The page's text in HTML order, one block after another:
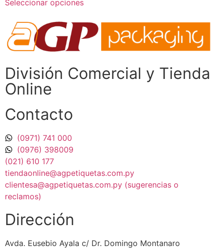
Seleccionar opciones
División Comercial​ y Tienda
Online
Contacto
(0971) 741 000
(0976) 398009
(021) 610 177
tiendaonline@agpetiquetas.com.py
clientesa@agpetiquetas.com.py (sugerencias o
reclamos)
Dirección
Avda. Eusebio Ayala c/ Dr. Domingo Montanaro